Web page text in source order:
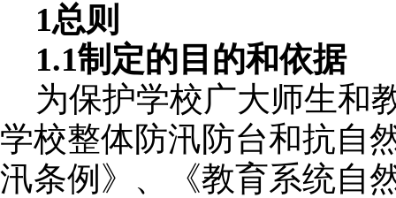
1总则
1.1制定的目的和依据
为保护学校广大师生和
学校整体防汛防台和抗自
汛条例》、《教育系统自